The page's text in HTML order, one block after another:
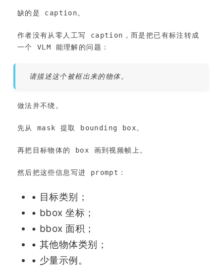
缺的是 caption。
作者没有从零人工写 caption，而是把已有标注转成
一个 VLM 能理解的问题：
请描述这个被框出来的物体。
做法并不绕。
先从 mask 提取 bounding box。
再把目标物体的 box 画到视频帧上。
然后把这些信息写进 prompt：
• 目标类别；
• bbox 坐标；
• bbox 面积；
• 其他物体类别；
• 少量示例。